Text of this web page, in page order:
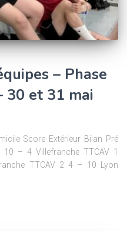
– Phase
30 et 31 mai
Score Extérieur Bilan Pré
10 – 4 Villefranche TTCAV 1
TTCAV 2 4 – 10 Lyon